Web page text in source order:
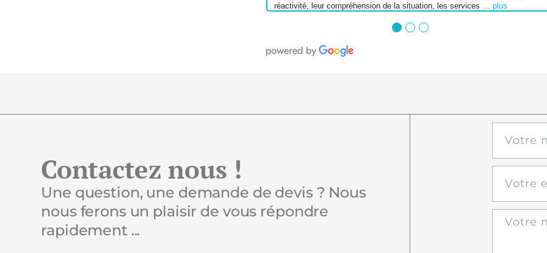
réactivité, leur compréhension de la situation, les services
… plus
● ● ●
Contactez nous !
Une question, une demande de devis ? Nous
nous ferons un plaisir de vous répondre
rapidement ...